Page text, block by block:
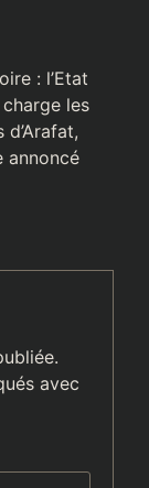
: l’Etat
les
d’Arafat,
annoncé
avec